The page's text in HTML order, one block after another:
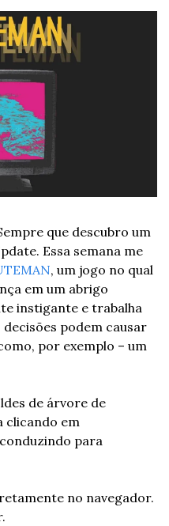
que descubro um
Essa semana me
, um jogo no qual
em um abrigo
instigante e trabalha
decisões podem causar
por exemplo – um
de árvore de
clicando em
para